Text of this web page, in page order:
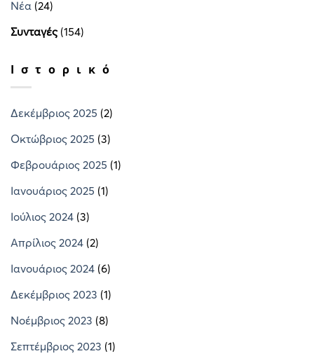
Νέα (24)
Συνταγές(154)
Ιστορικό
Δεκέμβριος 2025 (2)
Οκτώβριος 2025 (3)
Φεβρουάριος 2025 (1)
Ιανουάριος 2025 (1)
Ιούλιος 2024 (3)
Απρίλιος 2024 (2)
Ιανουάριος 2024 (6)
Δεκέμβριος 2023 (1)
Νοέμβριος 2023 (8)
Σεπτέμβριος 2023 (1)